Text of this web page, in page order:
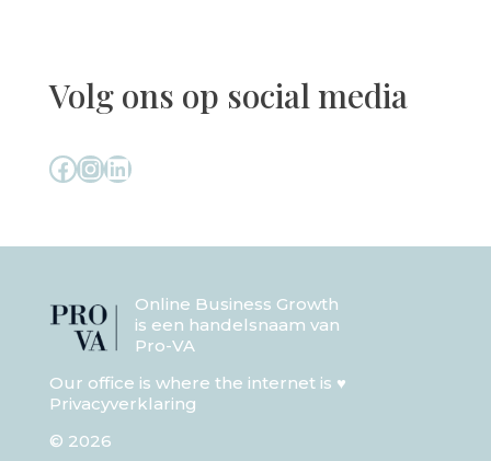
Volg ons op social media
Facebook
Instagram
LinkedIn
Online Business Growth
is een handelsnaam van
Pro-VA
Our office is where the internet is ♥
Privacyverklaring
© 2026